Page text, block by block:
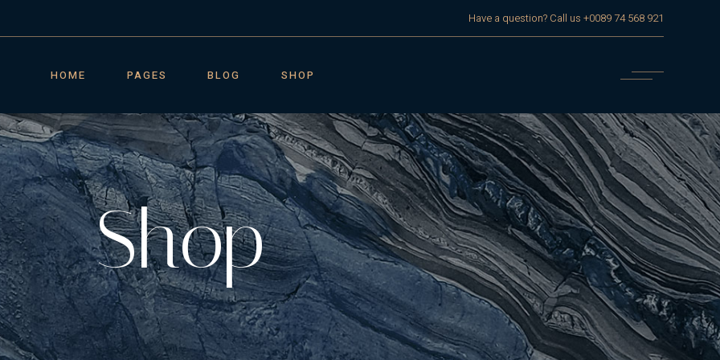
Have a question? Call us +0089 74 568 921
HOME PAGES BLOG SHOP
Shop